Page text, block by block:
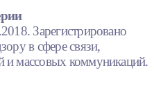
Зарегистрировано
в сфере связи,
и массовых коммуникаций.